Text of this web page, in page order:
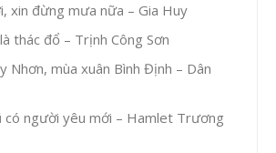
xin đừng mưa nữa – Gia Huy
thác đổ – Trịnh Công Sơn
Nhơn, mùa xuân Bình Định – Dân
có người yêu mới – Hamlet Trương